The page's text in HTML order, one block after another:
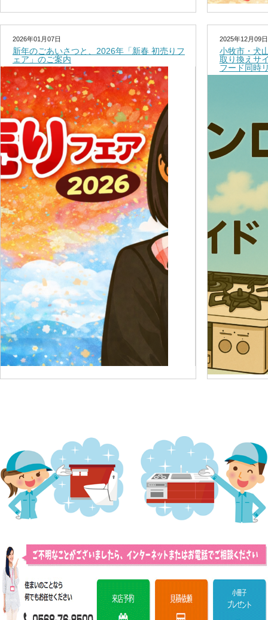
2026年01月07日
新年のごあいさつと、2026年「新春 初売りフ
ェア」のご案内
2025年12月09日
小牧市・犬
取り換えサ
フード同時